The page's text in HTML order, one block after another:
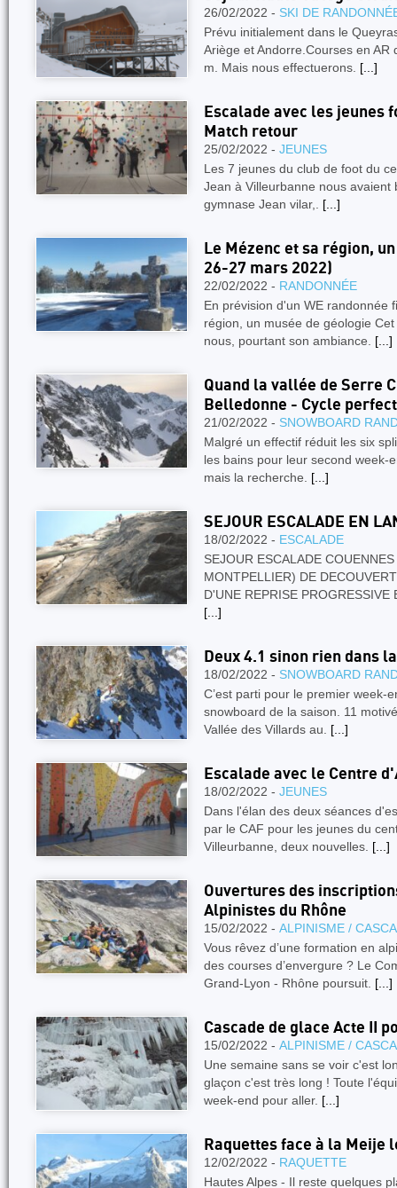
26/02/2022 - SKI DE
Prévu initialement dans le
Ariège et Andorre.Courses en
m. Mais nous effectuerons. [...]
Escalade avec les jeunes
Match retour
25/02/2022 - JEUNES
Les 7 jeunes du club de foot du
Jean à Villeurbanne nous
gymnase Jean vilar,. [...]
Le Mézenc et sa région,
26-27 mars 2022)
22/02/2022 - RANDONNÉE
En prévision d'un WE randonnée
région, un musée de géologie
nous, pourtant son ambiance. [...]
Quand la vallée de Serre
Belledonne - Cycle
21/02/2022 - SNOWBOARD
Malgré un effectif réduit les six
les bains pour leur second week-
mais la recherche. [...]
SEJOUR ESCALADE EN
18/02/2022 - ESCALADE
SEJOUR ESCALADE
MONTPELLIER) DE
D'UNE REPRISE PROGRESSIVE
[...]
Deux 4.1 sinon rien dans
18/02/2022 - SNOWBOARD
C’est parti pour le premier week-
snowboard de la saison. 11
Vallée des Villards au. [...]
Escalade avec le Centre
18/02/2022 - JEUNES
Dans l'élan des deux séances
par le CAF pour les jeunes du
Villeurbanne, deux nouvelles. [...]
Ouvertures des
Alpinistes du Rhône
15/02/2022 - ALPINISME /
Vous rêvez d’une formation en
des courses d’envergure ? Le
Grand-Lyon - Rhône poursuit. [...]
Cascade de glace Acte II
15/02/2022 - ALPINISME /
Une semaine sans se voir c'est
glaçon c'est très long ! Toute
week-end pour aller. [...]
Raquettes face à la Meije
12/02/2022 - RAQUETTE
Hautes Alpes - Il reste quelques